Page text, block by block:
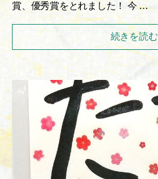
賞、優秀賞をとれました！ 今 …
続きを読む